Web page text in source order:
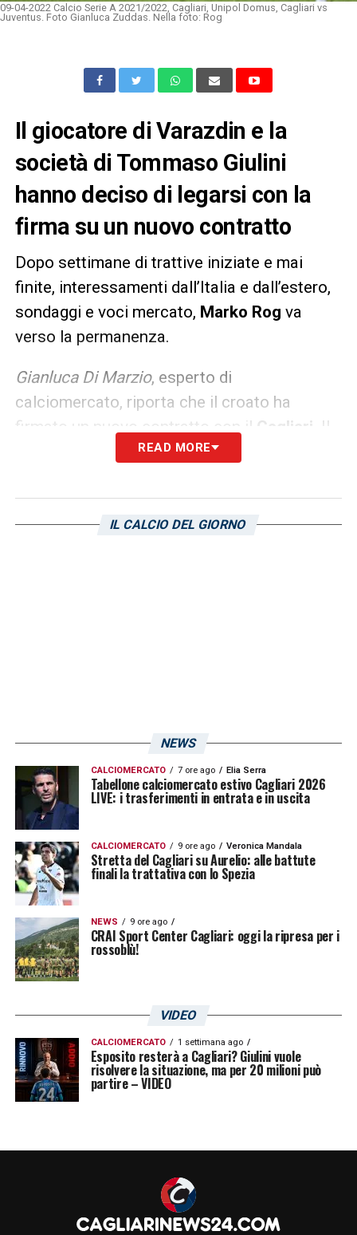
09-04-2022 Calcio Serie A 2021/2022, Cagliari, Unipol Domus, Cagliari vs
Juventus. Foto Gianluca Zuddas. Nella foto: Rog
Il giocatore di Varazdin e la
società di Tommaso Giulini
hanno deciso di legarsi con la
firma su un nuovo contratto
Dopo settimane di trattive iniziate e mai
finite, interessamenti dall’Italia e dall’estero,
sondaggi e voci mercato, Marko Rog va
verso la permanenza.
Gianluca Di Marzio, esperto di
calciomercato, riporta che il croato ha
firmato un nuovo contratto con il Cagliari . Il
giocatore ha sposato la missione risalita del
LA PLAYLIST DELLE NOSTRE TOP NEWS
READ MORE
IL CALCIO DEL GIORNO
NEWS
CALCIOMERCATO 7 ore ago Elia Serra
Tabellone calciomercato estivo Cagliari 2026
LIVE: i trasferimenti in entrata e in uscita
CALCIOMERCATO 9 ore ago Veronica Mandala
Stretta del Cagliari su Aurelio: alle battute
finali la trattativa con lo Spezia
NEWS 9 ore ago
CRAI Sport Center Cagliari: oggi la ripresa per i
rossoblù!
VIDEO
CALCIOMERCATO 1 settimana ago
Esposito resterà a Cagliari? Giulini vuole
risolvere la situazione, ma per 20 milioni può
partire – VIDEO